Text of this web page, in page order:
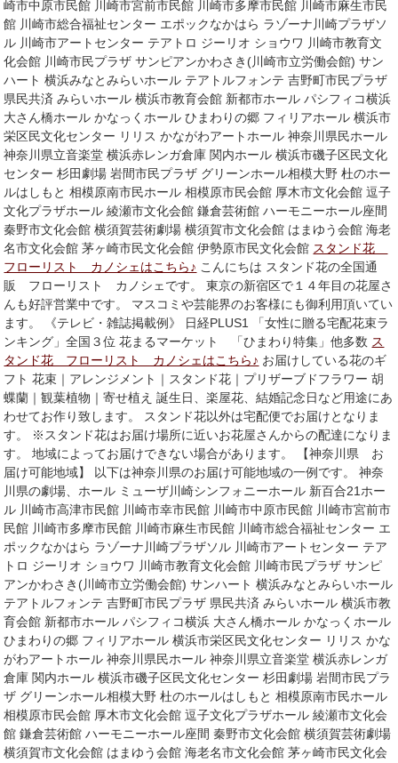
崎市中原市民館 川崎市宮前市民館 川崎市多摩市民館 川崎市麻生市民
館 川崎市総合福祉センター エポックなかはら ラゾーナ川崎プラザソ
ル 川崎市アートセンター テアトロ ジーリオ ショウワ 川崎市教育文
化会館 川崎市民プラザ サンピアンかわさき(川崎市立労働会館) サン
ハート 横浜みなとみらいホール テアトルフォンテ 吉野町市民プラザ
県民共済 みらいホール 横浜市教育会館 新都市ホール パシフィコ横浜
大さん橋ホール かなっくホール ひまわりの郷 フィリアホール 横浜市
栄区民文化センター リリス かながわアートホール 神奈川県民ホール
神奈川県立音楽堂 横浜赤レンガ倉庫 関内ホール 横浜市磯子区民文化
センター 杉田劇場 岩間市民プラザ グリーンホール相模大野 杜のホー
ルはしもと 相模原南市民ホール 相模原市民会館 厚木市文化会館 逗子
文化プラザホール 綾瀬市文化会館 鎌倉芸術館 ハーモニーホール座間
秦野市文化会館 横須賀芸術劇場 横須賀市文化会館 はまゆう会館 海老
名市文化会館 茅ヶ崎市民文化会館 伊勢原市民文化会館 スタンド花
フローリスト カノシェはこちら♪ こんにちは スタンド花の全国通
販 フローリスト カノシェです。 東京の新宿区で１４年目の花屋さ
んも好評営業中です。 マスコミや芸能界のお客様にも御利用頂いてい
ます。 《テレビ・雑誌掲載例》 日経PLUS1 「女性に贈る宅配花束ラ
ンキング」全国３位 花まるマーケット 「ひまわり特集」他多数 ス
タンド花 フローリスト カノシェはこちら♪ お届けしている花のギ
フト 花束｜アレンジメント｜スタンド花｜プリザーブドフラワー 胡
蝶蘭｜観葉植物｜寄せ植え 誕生日、楽屋花、結婚記念日など用途にあ
わせてお作り致します。 スタンド花以外は宅配便でお届けとなりま
す。 ※スタンド花はお届け場所に近いお花屋さんからの配達になりま
す。 地域によってお届けできない場合があります。 【神奈川県 お
届け可能地域】 以下は神奈川県のお届け可能地域の一例です。 神奈
川県の劇場、ホール ミューザ川崎シンフォニーホール 新百合21ホー
ル 川崎市高津市民館 川崎市幸市民館 川崎市中原市民館 川崎市宮前市
民館 川崎市多摩市民館 川崎市麻生市民館 川崎市総合福祉センター エ
ポックなかはら ラゾーナ川崎プラザソル 川崎市アートセンター テア
トロ ジーリオ ショウワ 川崎市教育文化会館 川崎市民プラザ サンピ
アンかわさき(川崎市立労働会館) サンハート 横浜みなとみらいホール
テアトルフォンテ 吉野町市民プラザ 県民共済 みらいホール 横浜市教
育会館 新都市ホール パシフィコ横浜 大さん橋ホール かなっくホール
ひまわりの郷 フィリアホール 横浜市栄区民文化センター リリス かな
がわアートホール 神奈川県民ホール 神奈川県立音楽堂 横浜赤レンガ
倉庫 関内ホール 横浜市磯子区民文化センター 杉田劇場 岩間市民プラ
ザ グリーンホール相模大野 杜のホールはしもと 相模原南市民ホール
相模原市民会館 厚木市文化会館 逗子文化プラザホール 綾瀬市文化会
館 鎌倉芸術館 ハーモニーホール座間 秦野市文化会館 横須賀芸術劇場
横須賀市文化会館 はまゆう会館 海老名市文化会館 茅ヶ崎市民文化会